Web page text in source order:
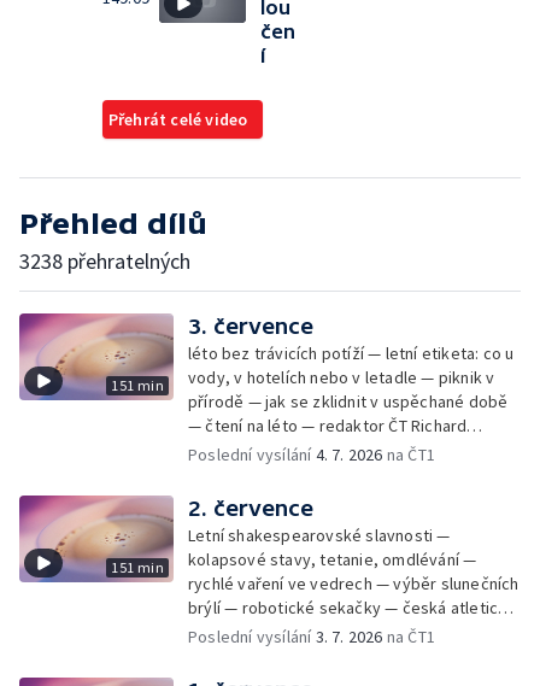
lou
čen
í
Přehrát celé video
Přehled dílů
3238 přehratelných
151 min
3. července
léto bez trávicích potíží — letní etiketa: co u
vody, v hotelích nebo v letadle — piknik v
přírodě — jak se zklidnit v uspěchané době
— čtení na léto — redaktor ČT Richard
Samko
Poslední vysílání4. 7. 2026 na ČT1
151 min
2. července
Letní shakespearovské slavnosti —
kolapsové stavy, tetanie, omdlévání —
rychlé vaření ve vedrech — výběr slunečních
brýlí — robotické sekačky — česká atletická
rekordmanka — psí seriál: výmarský
Poslední vysílání3. 7. 2026 na ČT1